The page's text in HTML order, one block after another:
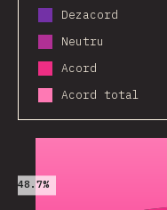
Dezacord
Neutru
Acord
Acord total
2019
48.7%